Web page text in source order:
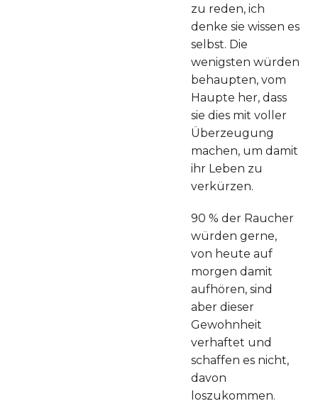
zu reden, ich
denke sie wissen es
selbst. Die
wenigsten würden
behaupten, vom
Haupte her, dass
sie dies mit voller
Überzeugung
machen, um damit
ihr Leben zu
verkürzen.
90 % der Raucher
würden gerne,
von heute auf
morgen damit
aufhören, sind
aber dieser
Gewohnheit
verhaftet und
schaffen es nicht,
davon
loszukommen.